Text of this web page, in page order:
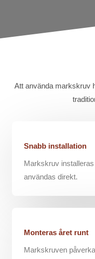
Att använda markskruv
Snabb installation
Markskruv
användas direkt.
Monteras året runt
Markskruven